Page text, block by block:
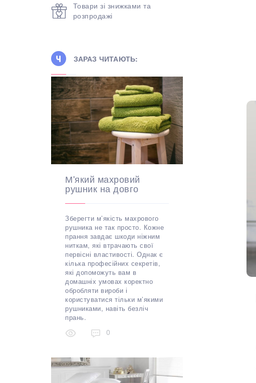
Товари зі знижками та
розпродажі
ЗАРАЗ ЧИТАЮТЬ:
М'який махровий
рушник на довго
Зберегти м’якість махрового
рушника не так просто. Кожне
прання завдає шкоди ніжним
ниткам, які втрачають свої
первісні властивості. Однак є
кілька професійних секретів,
які допоможуть вам в
домашніх умовах коректно
обробляти вироби і
користуватися тільки м’якими
рушниками, навіть безліч
прань.
0